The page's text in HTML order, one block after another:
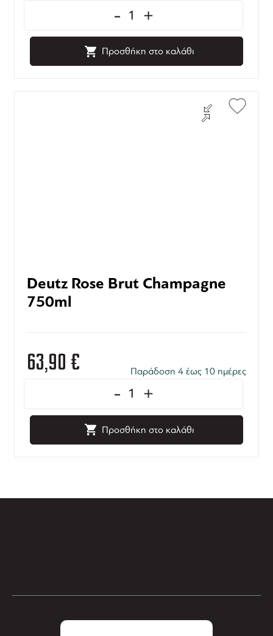
- +
Προσθήκη στο καλάθι
Deutz Rose Brut Champagne
750ml
63,90 € Παράδοση 4 έως 10 ημέρες
- +
Προσθήκη στο καλάθι